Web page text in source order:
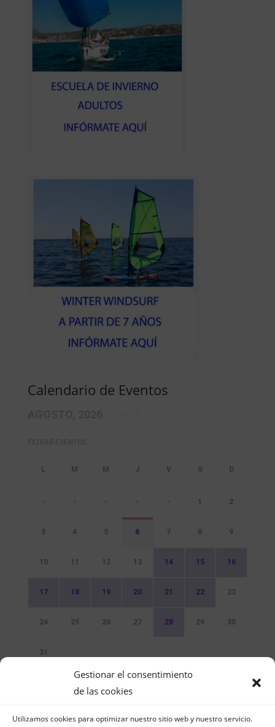
Gestionar el consentimiento
de las cookies
Utilizamos cookies para optimizar nuestro sitio web y nuestro servicio.
Calendario de Eventos
- - - - - 1 2
3 4 5 6 7 8 9
10 11 12 13 14 15 16
17 18 19 20 21 22 23
24 25 26 27 28 29 30
31
Sin Eventos